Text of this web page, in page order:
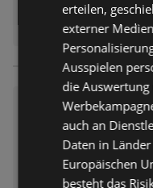
erteilen,
externer
Ausspielen
die Auswertung
auch an
Daten in
Europäischen
besteht das